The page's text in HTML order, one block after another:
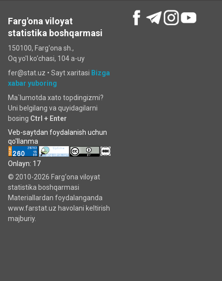
Farg'ona viloyat
statistika boshqarmasi
150100, Farg'ona sh.,
Oq yo'l ko‘chаsi, 104 a-uy
fer@stat.uz • Sayt xaritasi Bizga
xabar yuboring
Ma`lumotda xato topdingizmi?
Uni belgilang va quyidagilarni
bosing Ctrl + Enter
Veb-saytdan foydalanish uchun
qo'llanma
Onlayn: 17
© 2010-2026 Farg‘ona viloyat
statistika boshqarmasi
Materiallardan foydalanganda
www.farstat.uz havolani keltirish
majburiy.